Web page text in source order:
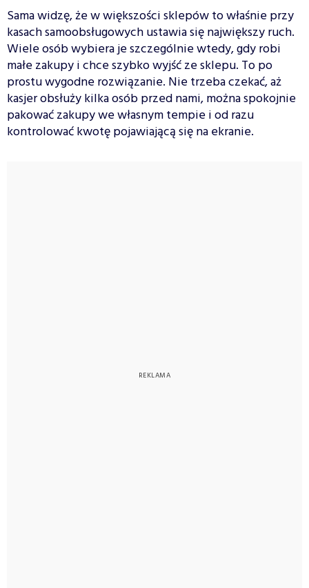
Sama widzę, że w większości sklepów to właśnie przy
kasach samoobsługowych ustawia się największy ruch.
Wiele osób wybiera je szczególnie wtedy, gdy robi
małe zakupy i chce szybko wyjść ze sklepu. To po
prostu wygodne rozwiązanie. Nie trzeba czekać, aż
kasjer obsłuży kilka osób przed nami, można spokojnie
pakować zakupy we własnym tempie i od razu
kontrolować kwotę pojawiającą się na ekranie.